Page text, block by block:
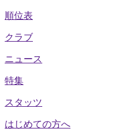
順位表
クラブ
ニュース
特集
スタッツ
はじめての方へ